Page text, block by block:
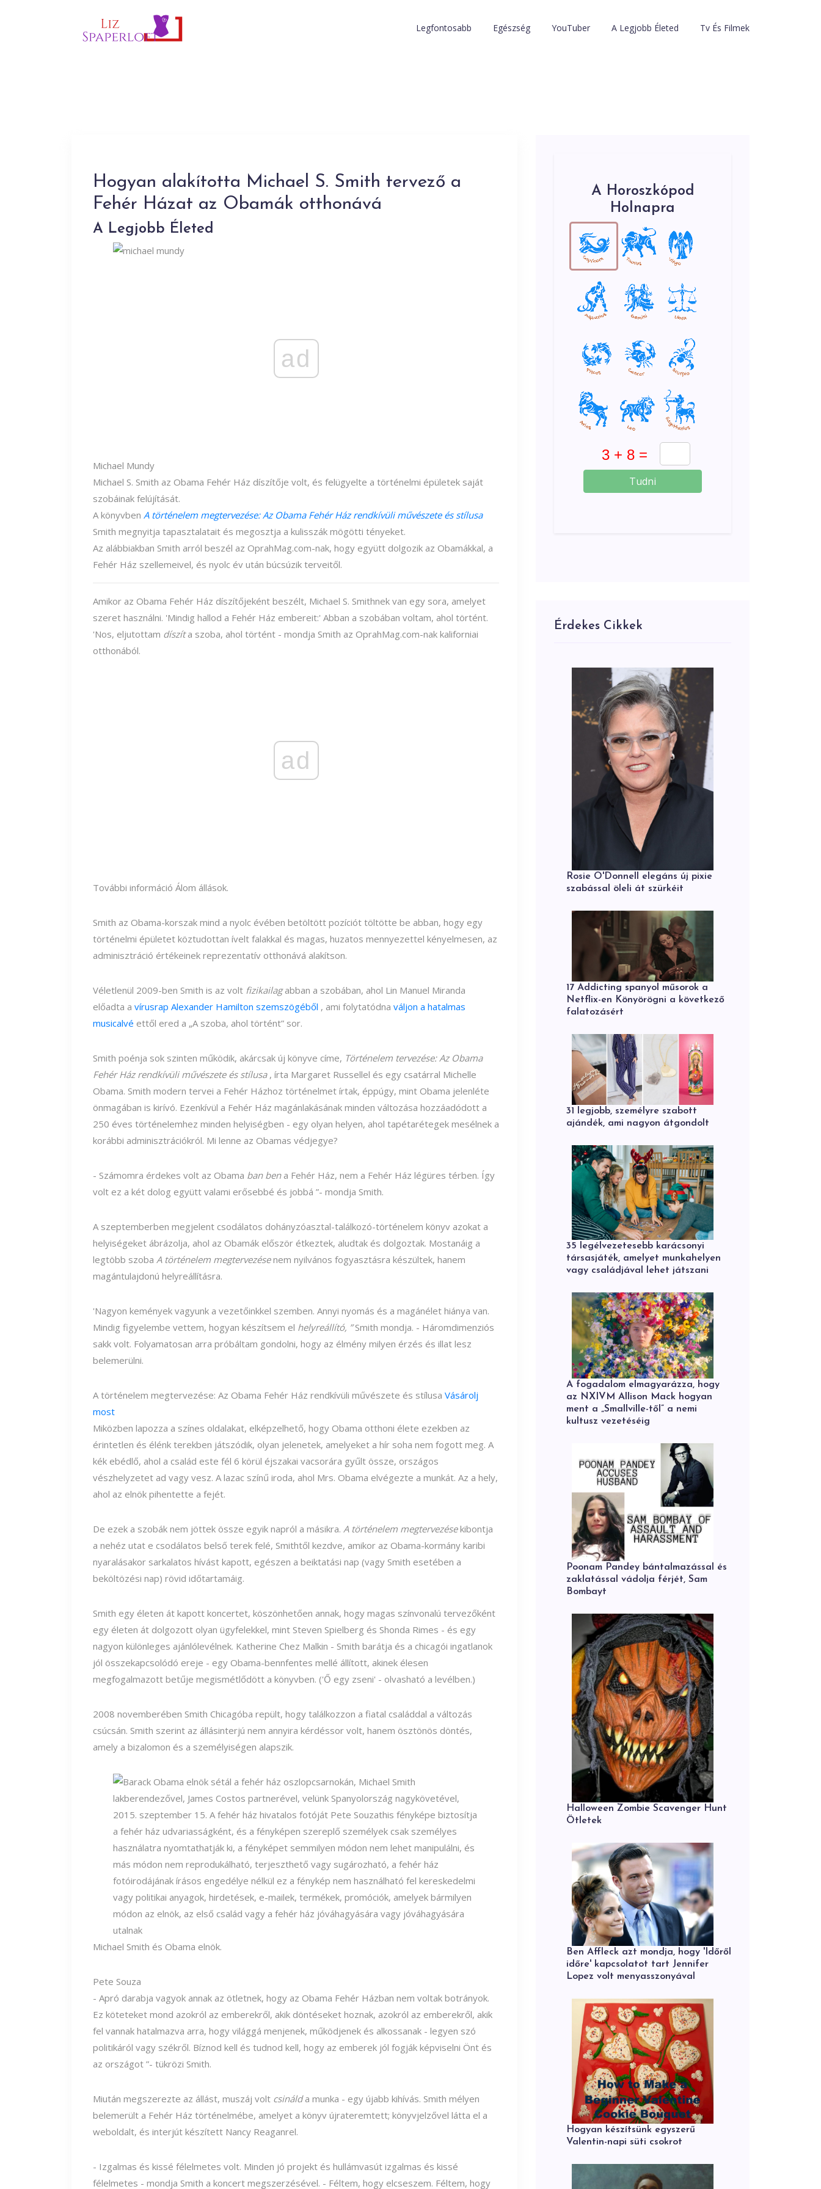
Legfontosabb Egészség YouTuber A Legjobb Életed Tv És Filmek
Hogyan alakította Michael S. Smith tervező a
Fehér Házat az Obamák otthonává
A Legjobb Életed
ad
Michael Mundy
Michael S. Smith az Obama Fehér Ház díszítője volt, és felügyelte a történelmi épületek saját
szobáinak felújítását.
A könyvben A történelem megtervezése: Az Obama Fehér Ház rendkívüli művészete és stílusa
Smith megnyitja tapasztalatait és megosztja a kulisszák mögötti tényeket.
Az alábbiakban Smith arról beszél az OprahMag.com-nak, hogy együtt dolgozik az Obamákkal, a
Fehér Ház szellemeivel, és nyolc év után búcsúzik terveitől.
Amikor az Obama Fehér Ház díszítőjeként beszélt, Michael S. Smithnek van egy sora, amelyet
szeret használni. 'Mindig hallod a Fehér Ház embereit:' Abban a szobában voltam, ahol történt.
'Nos, eljutottam díszíta szoba, ahol történt - mondja Smith az OprahMag.com-nak kaliforniai
otthonából.
ad
További információ Álom állások.
Smith az Obama-korszak mind a nyolc évében betöltött pozíciót töltötte be abban, hogy egy
történelmi épületet köztudottan ívelt falakkal és magas, huzatos mennyezettel kényelmesen, az
adminisztráció értékeinek reprezentatív otthonává alakítson.
Véletlenül 2009-ben Smith is az volt fizikailagabban a szobában, ahol Lin Manuel Miranda
előadta a vírusrap Alexander Hamilton szemszögéből , ami folytatódna váljon a hatalmas
musicalvé ettől ered a „A szoba, ahol történt” sor.
Smith poénja sok szinten működik, akárcsak új könyve címe, Történelem tervezése: Az Obama
Fehér Ház rendkívüli művészete és stílusa, írta Margaret Russellel és egy csatárral Michelle
Obama. Smith modern tervei a Fehér Házhoz történelmet írtak, éppúgy, mint Obama jelenléte
önmagában is kirívó. Ezenkívül a Fehér Ház magánlakásának minden változása hozzáadódott a
250 éves történelemhez minden helyiségben - egy olyan helyen, ahol tapétarétegek mesélnek a
korábbi adminisztrációkról. Mi lenne az Obamas védjegye?
- Számomra érdekes volt az Obama ban bena Fehér Ház, nem a Fehér Ház légüres térben. Így
volt ez a két dolog együtt valami erősebbé és jobbá ”- mondja Smith.
A szeptemberben megjelent csodálatos dohányzóasztal-találkozó-történelem könyv azokat a
helyiségeket ábrázolja, ahol az Obamák először étkeztek, aludtak és dolgoztak. Mostanáig a
legtöbb szoba A történelem megtervezésenem nyilvános fogyasztásra készültek, hanem
magántulajdonú helyreállításra.
'Nagyon kemények vagyunk a vezetőinkkel szemben. Annyi nyomás és a magánélet hiánya van.
Mindig figyelembe vettem, hogyan készítsem el helyreállító, ”Smith mondja. - Háromdimenziós
sakk volt. Folyamatosan arra próbáltam gondolni, hogy az élmény milyen érzés és illat lesz
belemerülni.
A történelem megtervezése: Az Obama Fehér Ház rendkívüli művészete és stílusa Vásárolj
most
Miközben lapozza a színes oldalakat, elképzelhető, hogy Obama otthoni élete ezekben az
érintetlen és élénk terekben játszódik, olyan jelenetek, amelyeket a hír soha nem fogott meg. A
kék ebédlő, ahol a család este fél 6 körül éjszakai vacsorára gyűlt össze, országos
vészhelyzetet ad vagy vesz. A lazac színű iroda, ahol Mrs. Obama elvégezte a munkát. Az a hely,
ahol az elnök pihentette a fejét.
De ezek a szobák nem jöttek össze egyik napról a másikra. A történelem megtervezésekibontja
a nehéz utat e csodálatos belső terek felé, Smithtől kezdve, amikor az Obama-kormány karibi
nyaralásakor sarkalatos hívást kapott, egészen a beiktatási nap (vagy Smith esetében a
beköltözési nap) rövid időtartamáig.
Smith egy életen át kapott koncertet, köszönhetően annak, hogy magas színvonalú tervezőként
egy életen át dolgozott olyan ügyfelekkel, mint Steven Spielberg és Shonda Rimes - és egy
nagyon különleges ajánlólevélnek. Katherine Chez Malkin - Smith barátja és a chicagói ingatlanok
jól összekapcsolódó ereje - egy Obama-bennfentes mellé állított, akinek élesen
megfogalmazott betűje megismétlődött a könyvben. ('Ő egy zseni' - olvasható a levélben.)
2008 novemberében Smith Chicagóba repült, hogy találkozzon a fiatal családdal a változás
csúcsán. Smith szerint az állásinterjú nem annyira kérdéssor volt, hanem ösztönös döntés,
amely a bizalomon és a személyiségen alapszik.
Michael Smith és Obama elnök.
Pete Souza
- Apró darabja vagyok annak az ötletnek, hogy az Obama Fehér Házban nem voltak botrányok.
Ez köteteket mond azokról az emberekről, akik döntéseket hoznak, azokról az emberekről, akik
fel vannak hatalmazva arra, hogy világgá menjenek, működjenek és alkossanak - legyen szó
politikáról vagy székről. Bíznod kell és tudnod kell, hogy az emberek jól fogják képviselni Önt és
az országot ”- tükrözi Smith.
Miután megszerezte az állást, muszáj volt csinálda munka - egy újabb kihívás. Smith mélyen
belemerült a Fehér Ház történelmébe, amelyet a könyv újrateremtett; könyvjelzővel látta el a
weboldalt, és interjút készített Nancy Reaganrel.
- Izgalmas és kissé félelmetes volt. Minden jó projekt és hullámvasút izgalmas és kissé
félelmetes - mondja Smith a koncert megszerzésével. - Féltem, hogy elcseszem. Féltem, hogy
A Horoszkópod
Holnapra
Tudni
Érdekes Cikkek
Rosie O'Donnell elegáns új pixie
szabással öleli át szürkéit
17 Addicting spanyol műsorok a
Netflix-en Könyörögni a következő
falatozásért
31 legjobb, személyre szabott
ajándék, ami nagyon átgondolt
35 legélvezetesebb karácsonyi
társasjáték, amelyet munkahelyen
vagy családjával lehet játszani
A fogadalom elmagyarázza, hogy
az NXIVM Allison Mack hogyan
ment a „Smallville-től” a nemi
kultusz vezetéséig
Poonam Pandey bántalmazással és
zaklatással vádolja férjét, Sam
Bombayt
Halloween Zombie Scavenger Hunt
Ötletek
Ben Affleck azt mondja, hogy 'Időről
időre' kapcsolatot tart Jennifer
Lopez volt menyasszonyával
Hogyan készítsünk egyszerű
Valentin-napi süti csokrot